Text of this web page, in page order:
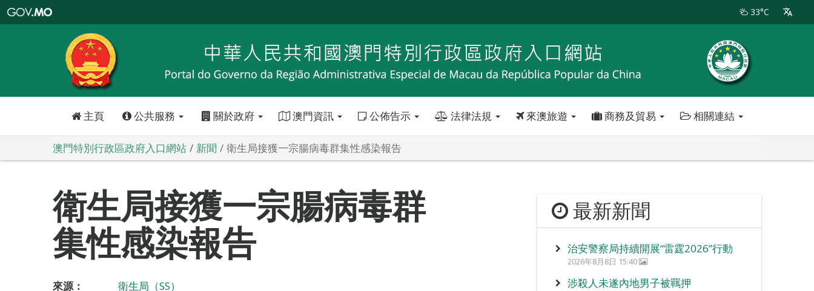
特
政
區
政
口
33°C
主頁 公共服務 關於政府 澳門資訊 公佈告示 法律法規 來澳旅遊 商務及貿易 相關連結
澳門特別行政區政府入口網站 新聞 衛生局接獲一宗腸病毒群集性感染報告
衛生局接獲一宗腸病毒群
集性感染報告
來源：
衛生局（SS）
最新新聞
治安警察局持續開展“雷霆2026”行動
2026年8月8日 15:40
涉殺人未遂內地男子被羈押